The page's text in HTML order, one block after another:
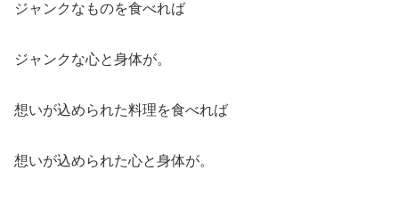
ジャンクなものを食べれば
ジャンクな心と身体が。
想いが込められた料理を食べれば
想いが込められた心と身体が。